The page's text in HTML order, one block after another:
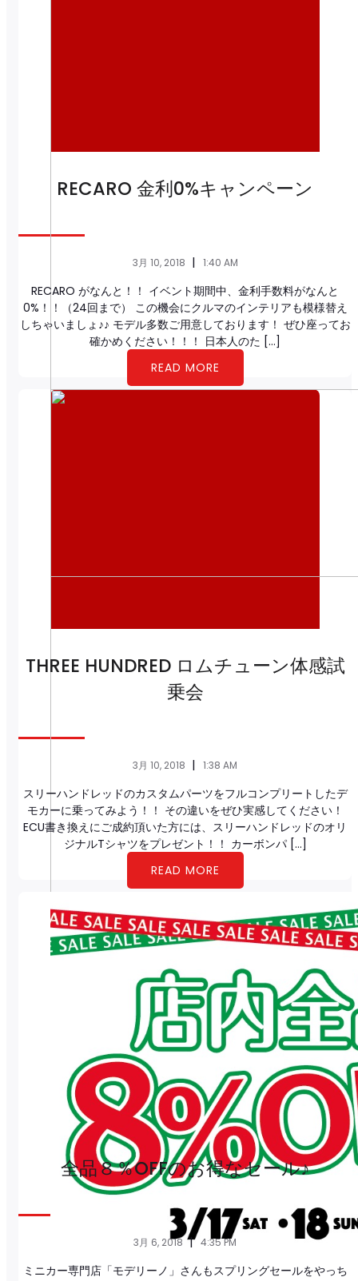
RECARO 金利0%キャンペーン
3月 10, 2018 | 1:40 AM
RECARO がなんと！！ イベント期間中、金利手数料がなんと
0%！！（24回まで） この機会にクルマのインテリアも模様替え
しちゃいましょ♪♪ モデル多数ご用意しております！ ぜひ座ってお
確かめください！！！ 日本人のた […]
READ MORE
THREE HUNDRED ロムチューン体感試
乗会
3月 10, 2018 | 1:38 AM
スリーハンドレッドのカスタムパーツをフルコンプリートしたデ
モカーに乗ってみよう！！ その違いをぜひ実感してください！
ECU書き換えにご成約頂いた方には、スリーハンドレッドのオリ
ジナルTシャツをプレゼント！！ カーボンパ […]
READ MORE
全品８％OFFのお得なセール♪
3月 6, 2018 | 4:35 PM
ミニカー専門店「モデリーノ」さんもスプリングセールをやっち